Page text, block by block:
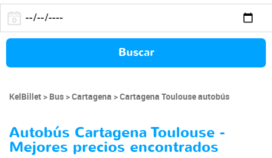
Buscar
KelBillet Bus Cartagena Cartagena Toulouse autobús
Autobús Cartagena Toulouse -
Mejores precios encontrados